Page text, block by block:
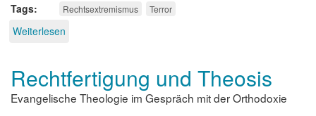
Tags Rechtsextremismus Terror
Weiterlesen
Rechtfertigung und Theosis
Evangelische Theologie im Gespräch mit der Orthodoxie